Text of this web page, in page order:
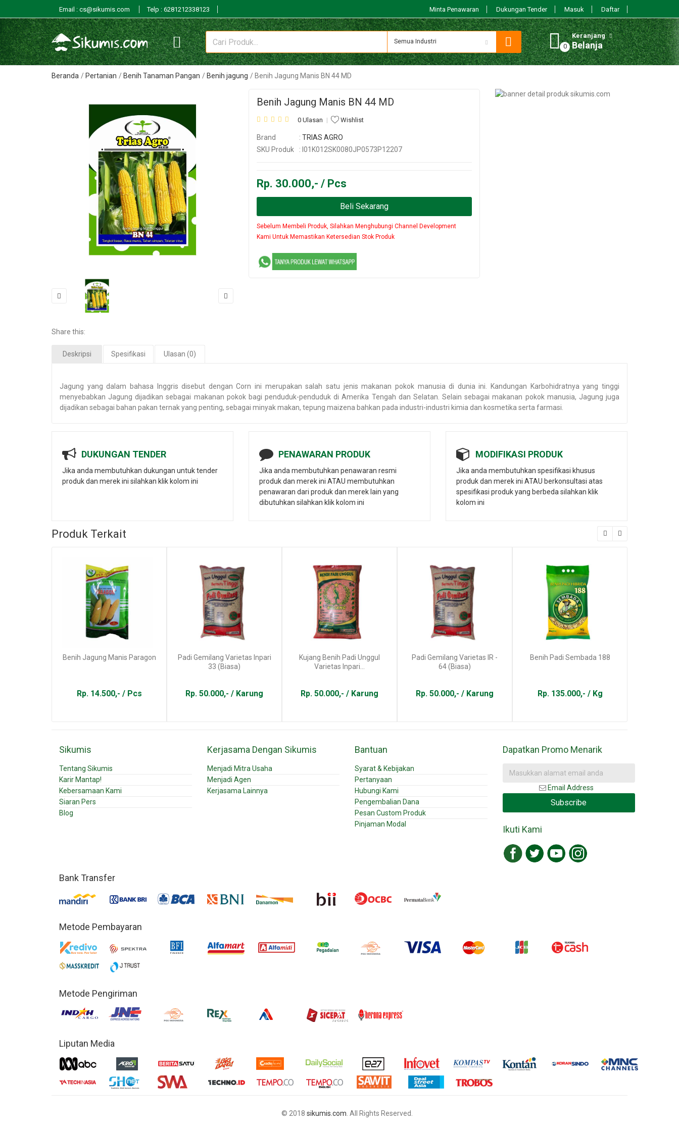
Email : cs@sikumis.com Telp : 6281212338123 Minta Penawaran Dukungan Tender Masuk Daftar
Semua Industri
Keranjang
Belanja
Beranda Pertanian Benih Tanaman Pangan Benih jagung Benih Jagung Manis BN 44 MD
Share this:
Benih Jagung Manis BN 44 MD
0 Ulasan Wishlist
Brand : TRIAS AGRO
SKU Produk
: I01K012SK0080JP0573P12207
Rp. 30.000,- / Pcs
Beli Sekarang
Sebelum Membeli Produk, Silahkan Menghubungi Channel Development
Kami Untuk Memastikan Ketersedian Stok Produk
Deskripsi Spesifikasi Ulasan (0)
Jagung yang dalam bahasa Inggris disebut dengan Corn ini merupakan salah satu jenis makanan pokok manusia di dunia ini. Kandungan Karbohidratnya yang tinggi
menyebabkan Jagung dijadikan sebagai makanan pokok bagi penduduk-penduduk di Amerika Tengah dan Selatan. Selain sebagai makanan pokok manusia, Jagung juga
dijadikan sebagai bahan pakan ternak yang penting, sebagai minyak makan, tepung maizena bahkan pada industri-industri kimia dan kosmetika serta farmasi.
DUKUNGAN TENDER
Jika anda membutuhkan dukungan untuk tender
produk dan merek ini silahkan klik kolom ini
PENAWARAN PRODUK
Jika anda membutuhkan penawaran resmi
produk dan merek ini ATAU membutuhkan
penawaran dari produk dan merek lain yang
dibutuhkan silahkan klik kolom ini
MODIFIKASI PRODUK
Jika anda membutuhkan spesifikasi khusus
produk dan merek ini ATAU berkonsultasi atas
spesifikasi produk yang berbeda silahkan klik
kolom ini
Produk Terkait
Benih Jagung Manis Paragon
Rp. 14.500,- / Pcs
Padi Gemilang Varietas Inpari
33 (Biasa)
Rp. 50.000,- / Karung
Kujang Benih Padi Unggul
Varietas Inpari...
Rp. 50.000,- / Karung
Padi Gemilang Varietas IR -
64 (Biasa)
Rp. 50.000,- / Karung
Benih Padi Sembada 188
Rp. 135.000,- / Kg
Sikumis
Tentang Sikumis
Karir Mantap!
Kebersamaan Kami
Siaran Pers
Blog
Kerjasama Dengan Sikumis
Menjadi Mitra Usaha
Menjadi Agen
Kerjasama Lainnya
Bantuan
Syarat & Kebijakan
Pertanyaan
Hubungi Kami
Pengembalian Dana
Pesan Custom Produk
Pinjaman Modal
Dapatkan Promo Menarik
Email Address
Subscribe
Ikuti Kami
Bank Transfer
Metode Pembayaran
Metode Pengiriman
Liputan Media
© 2018 sikumis.com . All Rights Reserved.